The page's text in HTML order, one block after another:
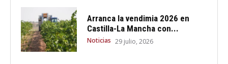
Arranca la vendimia 2026 en
Castilla-La Mancha con...
Noticias 29 julio, 2026